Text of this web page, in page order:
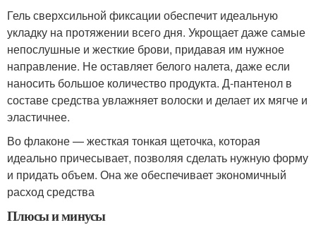
Гель сверхсильной фиксации обеспечит идеальную
укладку на протяжении всего дня. Укрощает даже самые
непослушные и жесткие брови, придавая им нужное
направление. Не оставляет белого налета, даже если
наносить большое количество продукта. Д-пантенол в
составе средства увлажняет волоски и делает их мягче и
эластичнее.
Во флаконе — жесткая тонкая щеточка, которая
идеально причесывает, позволяя сделать нужную форму
и придать объем. Она же обеспечивает экономичный
расход средства
Плюсы и минусы